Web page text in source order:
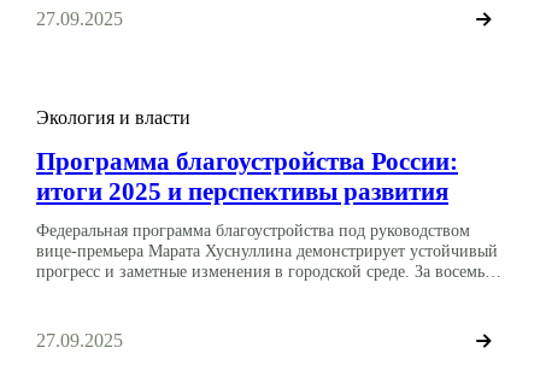
решений. Ниже приведён обзор ключевых инфоповодов,
спикеров и достигнутых результатов с прямыми ссылками на
27.09.2025
Экология и власти
Программа благоустройства России:
итоги 2025 и перспективы развития
Федеральная программа благоустройства под руководством
вице-премьера Марата Хуснуллина демонстрирует устойчивый
прогресс и заметные изменения в городской среде. За восемь
поставлены качество работ, комплексный подход и
содержательное наполнение общественных пространств.
27.09.2025